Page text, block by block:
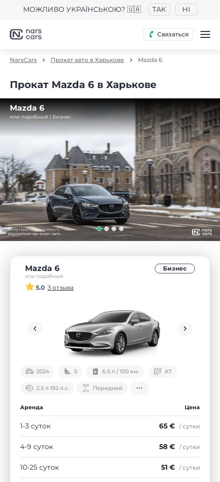
МОЖЛИВО УКРАЇНСЬКОЮ? 🇺🇦 ТАК НІ
Связаться
NarsCars Прокат авто в Харькове Mazda 6
Прокат Mazda 6 в Харькове
Mazda 6
или подобный | Бизнес
Mazda 6
или подобный
Бизнес
5.0 3 отзыва
2024 5 6.5 л / 100 км. АТ
2.5 л 192 л.с. Передний
Аренда Цена
1-3 суток 65 € / сутки
4-9 суток 58 € / сутки
10-25 суток 51 € / сутки